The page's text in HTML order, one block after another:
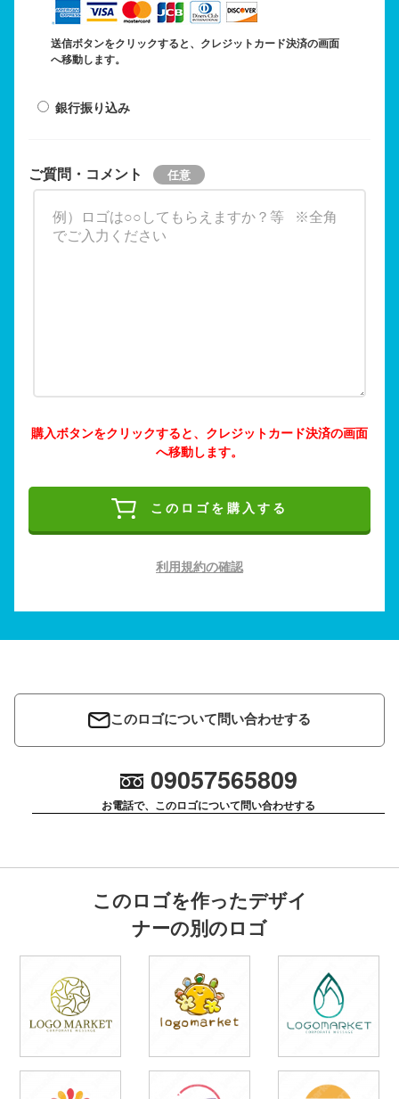
送信ボタンをクリックすると、クレジットカード決済の画面
へ移動します。
銀行振り込み
ご質問・コメント
購入ボタンをクリックすると、クレジットカード決済の画面
へ移動します。
このロゴを購入する
利用規約の確認
このロゴについて問い合わせする
09057565809
お電話で、このロゴについて問い合わせする
このロゴを作ったデザイ
ナーの別のロゴ